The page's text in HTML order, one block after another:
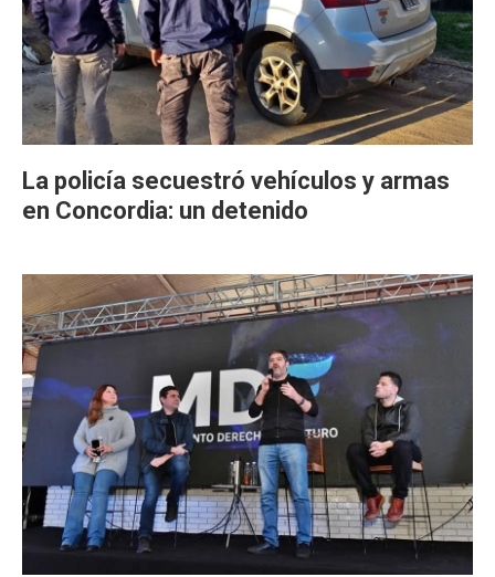
La policía secuestró vehículos y armas
en Concordia: un detenido